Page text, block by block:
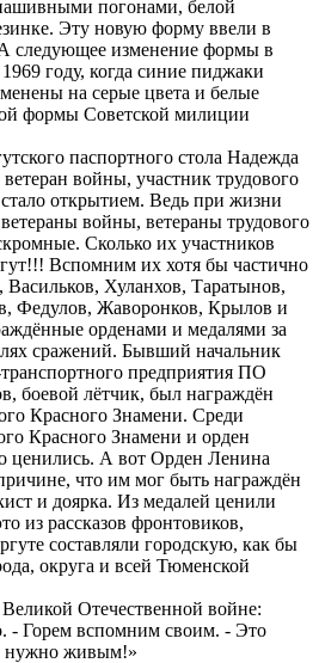
погонами, белой
Эту новую форму ввели в
изменение формы в
году, когда синие пиджаки
на серые цвета и белые
формы Советской милиции
паспортного стола Надежда
войны, участник трудового
открытием. Ведь при жизни
войны, ветераны трудового
Сколько их участников
Вспомним их хотя бы частично
Хуланхов, Таратынов,
Федулов, Жаворонков, Крылов и
орденами и медалями за
сражений. Бывший начальник
предприятия ПО
боевой лётчик, был награждён
Красного Знамени. Среди
Красного Знамени и орден
ценились. А вот Орден Ленина
что им мог быть награждён
и доярка. Из медалей ценили
из рассказов фронтовиков,
составляли городскую, как бы
округа и всей Тюменской
Отечественной войне:
- Горем вспомним своим. - Это
нужно живым!»